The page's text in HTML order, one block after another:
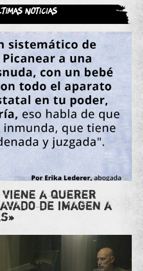
noticias
a querer
de imagen a